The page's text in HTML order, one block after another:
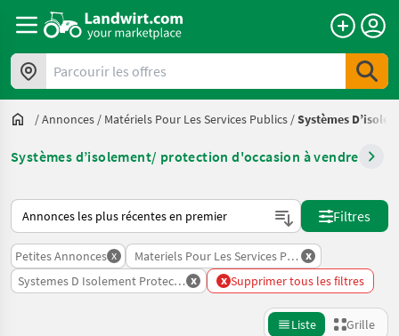
Parcourir les offres
/Annonces / Matériels Pour Les Services Publics /Systèmes
Systèmes d’isolement/ protection d'occasion à vendre
Voici comment les annonces sont triées sur Landwirt.com
Filtres
Petites Annonces x Materiels Pour Les Services Publics
x
Systemes D Isolement Protectionx x Supprimer tous les filtres
Liste Grille